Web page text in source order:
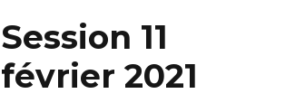
Session 11
février 2021